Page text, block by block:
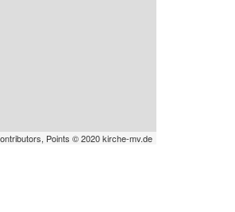
Points © 2020 kirche-mv.de